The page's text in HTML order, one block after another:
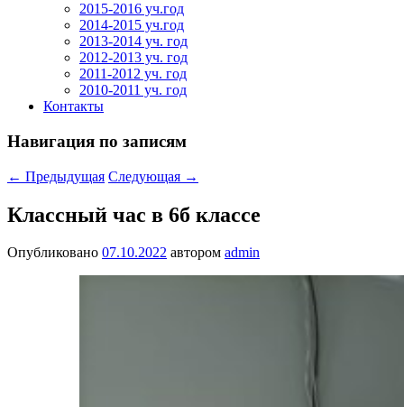
2015-2016 уч.год
2014-2015 уч.год
2013-2014 уч. год
2012-2013 уч. год
2011-2012 уч. год
2010-2011 уч. год
Контакты
Навигация по записям
← Предыдущая Следующая →
Классный час в 6б классе
Опубликовано 07.10.2022 автором admin